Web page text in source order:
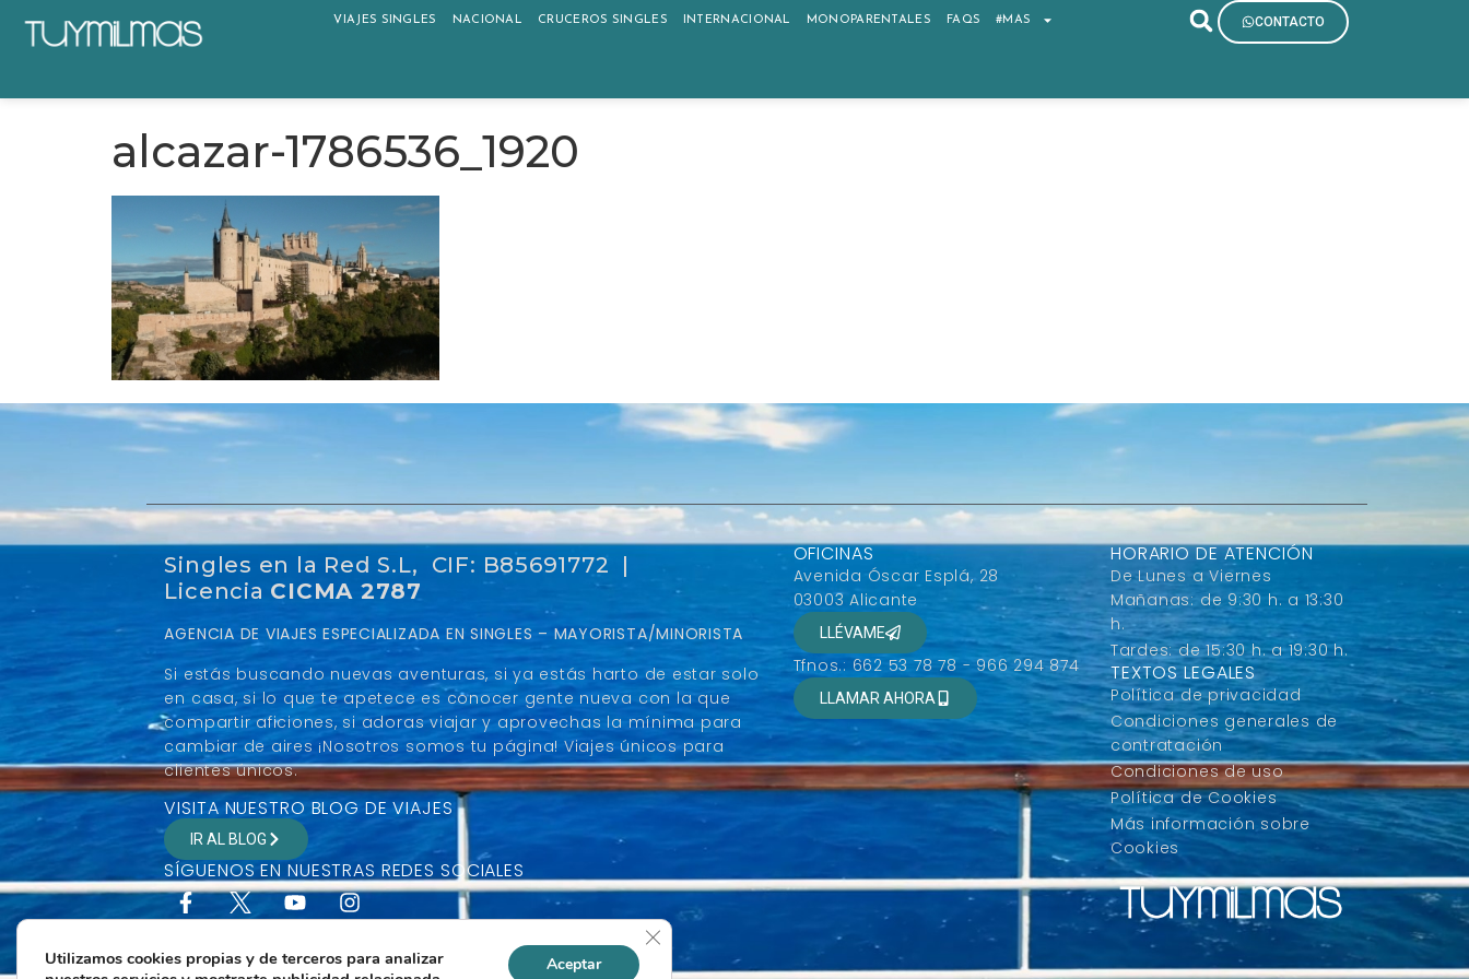
VIAJES SINGLES NACIONAL CRUCEROS SINGLES INTERNACIONAL MONOPARENTALES FAQS #MAS CONTACTO
alcazar-1786536_1920
Singles en la Red S.L, CIF: B85691772 |
Licencia CICMA 2787
AGENCIA DE VIAJES ESPECIALIZADA EN SINGLES – MAYORISTA/MINORISTA
Si estás buscando nuevas aventuras, si ya estás harto de estar solo
en casa, si lo que te apetece es conocer gente nueva con la que
compartir aficiones, si adoras viajar y aprovechas la mínima para
cambiar de aires ¡Nosotros somos tu página! Viajes únicos para
clientes únicos.
VISITA NUESTRO BLOG DE VIAJES
IR AL BLOG
SÍGUENOS EN NUESTRAS REDES SOCIALES
OFICINAS
Avenida Óscar Esplá, 28
03003 Alicante
LLÉVAME
Tfnos.: 662 53 78 78 - 966 294 874
LLAMAR AHORA
HORARIO DE ATENCIÓN
De Lunes a Viernes
Mañanas: de 9:30 h. a 13:30
h.
Tardes: de 15:30 h. a 19:30 h.
TEXTOS LEGALES
Política de privacidad
Condiciones generales de
contratación
Condiciones de uso
Política de Cookies
Más información sobre
Cookies
Utilizamos cookies propias y de terceros para analizar
Aceptar
Cerrar el banner de cookies RGPD